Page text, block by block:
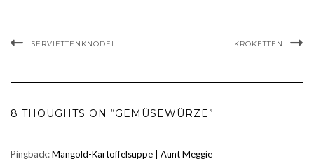
SERVIETTENKNÖDEL KROKETTEN
8 THOUGHTS ON “GEMÜSEWÜRZE”
Pingback:Mangold-Kartoffelsuppe | Aunt Meggie